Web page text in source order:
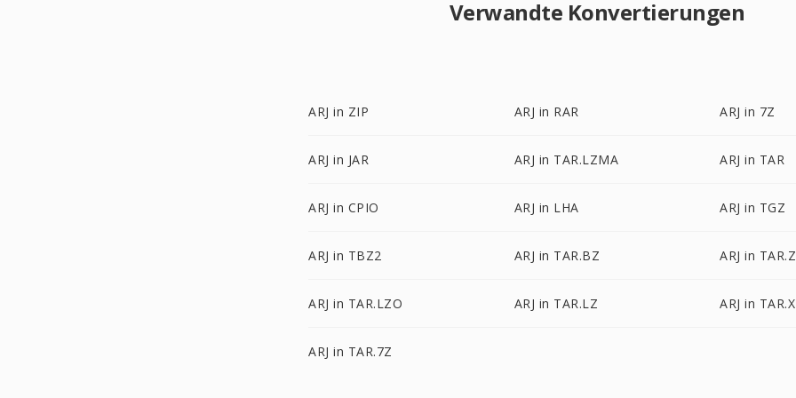
Verwandte Konvertierungen
ARJ in ZIP ARJ in RAR ARJ in 7Z
ARJ in JAR ARJ in TAR.LZMA ARJ in TAR
ARJ in CPIO ARJ in LHA ARJ in TGZ
ARJ in TBZ2 ARJ in TAR.BZ ARJ in TAR.Z
ARJ in TAR.LZO ARJ in TAR.LZ ARJ in
ARJ in TAR.7Z